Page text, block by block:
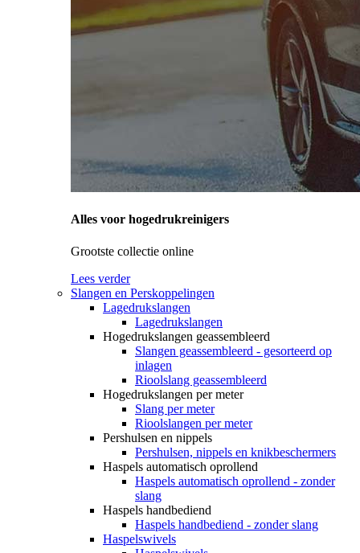
Alles voor hogedrukreinigers
Grootste collectie online
Lees verder
Slangen en Perskoppelingen
Lagedrukslangen
Lagedrukslangen
Hogedrukslangen geassembleerd
Slangen geassembleerd - gesorteerd op
inlagen
Rioolslang geassembleerd
Hogedrukslangen per meter
Slang per meter
Rioolslangen per meter
Pershulsen en nippels
Pershulsen, nippels en knikbeschermers
Haspels automatisch oprollend
Haspels automatisch oprollend - zonder
slang
Haspels handbediend
Haspels handbediend - zonder slang
Haspelswivels